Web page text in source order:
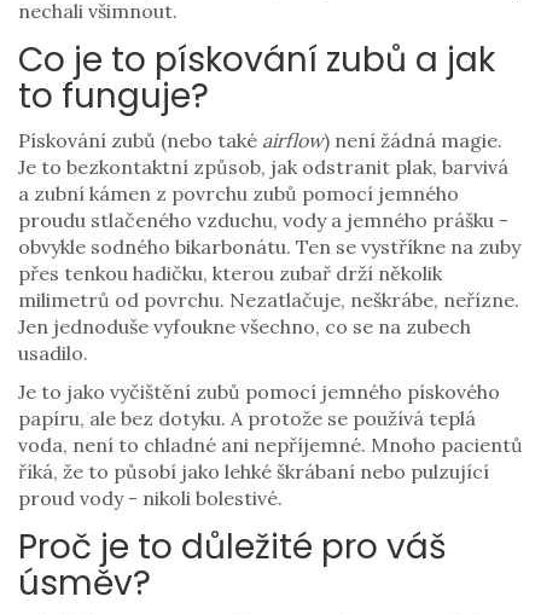
nechali všimnout.
Co je to pískování zubů a jak
to funguje?
Pískování zubů (nebo také airflow) není žádná magie.
Je to bezkontaktní způsob, jak odstranit plak, barvivá
a zubní kámen z povrchu zubů pomocí jemného
proudu stlačeného vzduchu, vody a jemného prášku -
obvykle sodného bikarbonátu. Ten se vystříkne na zuby
přes tenkou hadičku, kterou zubař drží několik
milimetrů od povrchu. Nezatlačuje, neškrábe, neřízne.
Jen jednoduše vyfoukne všechno, co se na zubech
usadilo.
Je to jako vyčištění zubů pomocí jemného pískového
papíru, ale bez dotyku. A protože se používá teplá
voda, není to chladné ani nepříjemné. Mnoho pacientů
říká, že to působí jako lehké škrábaní nebo pulzující
proud vody - nikoli bolestivé.
Proč je to důležité pro váš
úsměv?